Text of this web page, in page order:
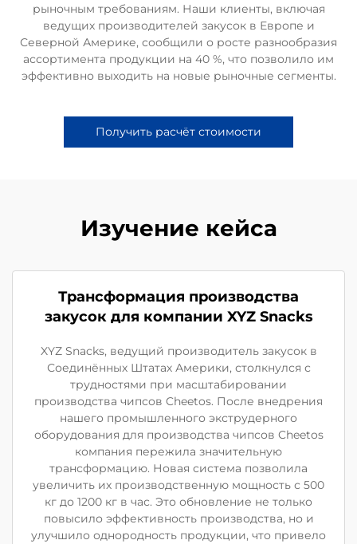
рыночным требованиям. Наши клиенты, включая
ведущих производителей закусок в Европе и
Северной Америке, сообщили о росте разнообразия
ассортимента продукции на 40 %, что позволило им
эффективно выходить на новые рыночные сегменты.
Получить расчёт стоимости
Изучение кейса
Трансформация производства
закусок для компании XYZ Snacks
XYZ Snacks, ведущий производитель закусок в
Соединённых Штатах Америки, столкнулся с
трудностями при масштабировании
производства чипсов Cheetos. После внедрения
нашего промышленного экструдерного
оборудования для производства чипсов Cheetos
компания пережила значительную
трансформацию. Новая система позволила
увеличить их производственную мощность с 500
кг до 1200 кг в час. Это обновление не только
повысило эффективность производства, но и
улучшило однородность продукции, что привело